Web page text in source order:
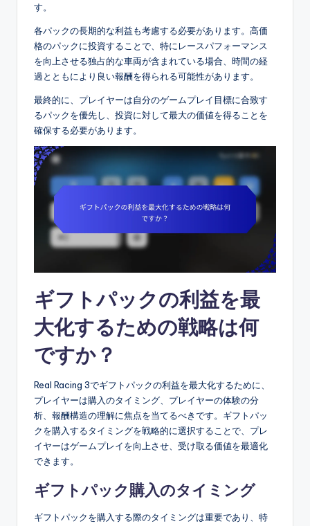
す。
各パックの長期的な利益も考慮する必要があります。高価
格のパックに投資することで、特にレースパフォーマンス
を向上させる独占的な車両が含まれている場合、時間の経
過とともにより良い報酬を得られる可能性があります。
最終的に、プレイヤーは自分のゲームプレイ目標に合致す
るパックを優先し、投資に対して最大の価値を得ることを
確保する必要があります。
ギフトパックの利益を最
大化するための戦略は何
ですか？
Real Racing 3でギフトパックの利益を最大化するために、
プレイヤーは購入のタイミング、プレイヤーの体験の分
析、報酬構造の理解に焦点を当てるべきです。ギフトパッ
クを購入するタイミングを戦略的に選択することで、プレ
イヤーはゲームプレイを向上させ、受け取る価値を最適化
できます。
ギフトパック購入のタイミング
ギフトパックを購入する際のタイミングは重要であり、特